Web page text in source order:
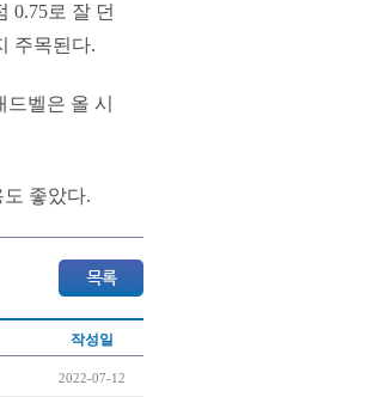
0.75로 잘 던
주목된다.
벨은 올 시
좋았다.
작성일
2022-07-12